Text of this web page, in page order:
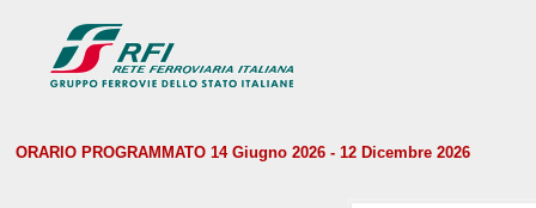
ORARIO PROGRAMMATO 14 Giugno 2026 - 12 Dicembre 2026